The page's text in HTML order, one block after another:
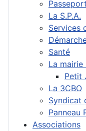
Passeport
La S.P.A.
Services
Santé
La
Petit
La 3CBO
Syndicat
Panneau
Associations